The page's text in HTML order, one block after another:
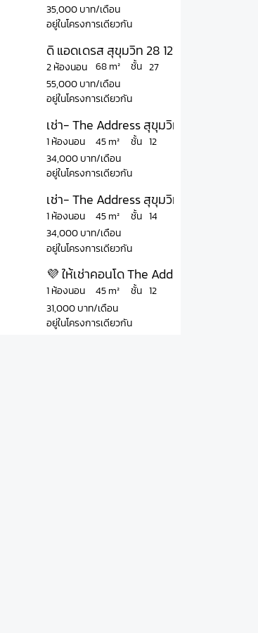
35,000 บาท/เดือน
อยู่ในโครงการเดียวกัน
ดิ แอดเดรส สุขุมวิท 28 1212-3697
2 ห้องนอน
55,000 บาท/เดือน
ชั้น
68 m² 27
อยู่ในโครงการเดียวกัน
เช่า- The Address สุขุมวิท 28 1 ห้องนอ
1 ห้องนอน
34,000 บาท/เดือน
ชั้น
45 m² 12
อยู่ในโครงการเดียวกัน
เช่า- The Address สุขุมวิท 28 1 ห้องนอ
1 ห้องนอน
34,000 บาท/เดือน
ชั้น
45 m² 14
อยู่ในโครงการเดียวกัน
💜 ให้เช่าคอนโด The Address
1 ห้องนอน
31,000 บาท/เดือน
ชั้น
45 m² 12
อยู่ในโครงการเดียวกัน